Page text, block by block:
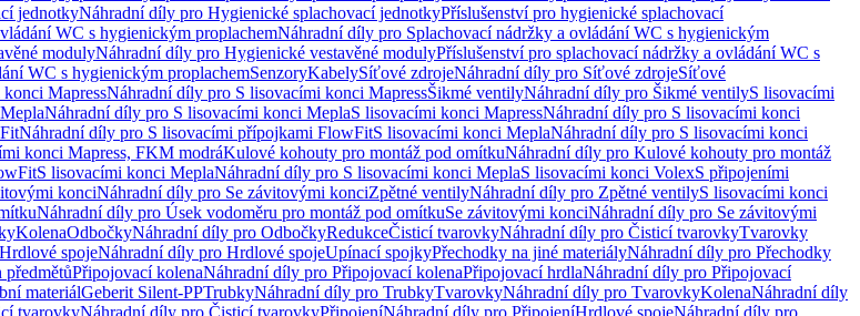
jednotkyNáhradní díly pro Hygienické splachovací jednotkyPříslušenství pro hygienické splachovací
WC s hygienickým proplachemNáhradní díly pro Splachovací nádržky a ovládání WC s hygienickým
modulyNáhradní díly pro Hygienické vestavěné modulyPříslušenství pro splachovací nádržky a ovládání WC s
WC s hygienickým proplachemSenzoryKabelySíťové zdrojeNáhradní díly pro Síťové zdrojeSíťové
MapressNáhradní díly pro S lisovacími konci MapressŠikmé ventilyNáhradní díly pro Šikmé ventilyS lisovacími
Náhradní díly pro S lisovacími konci MeplaS lisovacími konci MapressNáhradní díly pro S lisovacími konci
Náhradní díly pro S lisovacími přípojkami FlowFitS lisovacími konci MeplaNáhradní díly pro S lisovacími konci
konci Mapress, FKM modráKulové kohouty pro montáž pod omítkuNáhradní díly pro Kulové kohouty pro montáž
S lisovacími konci MeplaNáhradní díly pro S lisovacími konci MeplaS lisovacími konci VolexS připojeními
konciNáhradní díly pro Se závitovými konciZpětné ventilyNáhradní díly pro Zpětné ventilyS lisovacími konci
Náhradní díly pro Úsek vodoměru pro montáž pod omítkuSe závitovými konciNáhradní díly pro Se závitovými
KolenaOdbočkyNáhradní díly pro OdbočkyRedukceČisticí tvarovkyNáhradní díly pro Čisticí tvarovkyTvarovky
Hrdlové spojeNáhradní díly pro Hrdlové spojeUpínací spojkyPřechodky na jiné materiályNáhradní díly pro Přechodky
Připojovací kolenaNáhradní díly pro Připojovací kolenaPřipojovací hrdlaNáhradní díly pro Připojovací
materiálGeberit Silent-PPTrubkyNáhradní díly pro TrubkyTvarovkyNáhradní díly pro TvarovkyKolenaNáhradní díly
tvarovkyNáhradní díly pro Čisticí tvarovkyPřipojeníNáhradní díly pro PřipojeníHrdlové spojeNáhradní díly pro